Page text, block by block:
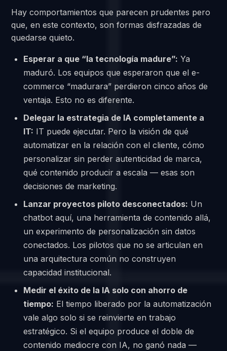
Hay comportamientos que parecen prudentes pero
que, en este contexto, son formas disfrazadas de
quedarse quieto.
Esperar a que “la tecnología madure”: Ya
maduró. Los equipos que esperaron que el e-
commerce “madurara” perdieron cinco años de
ventaja. Esto no es diferente.
Delegar la estrategia de IA completamente a
IT: IT puede ejecutar. Pero la visión de qué
automatizar en la relación con el cliente, cómo
personalizar sin perder autenticidad de marca,
qué contenido producir a escala — esas son
decisiones de marketing.
Lanzar proyectos piloto desconectados: Un
chatbot aquí, una herramienta de contenido allá,
un experimento de personalización sin datos
conectados. Los pilotos que no se articulan en
una arquitectura común no construyen
capacidad institucional.
Medir el éxito de la IA solo con ahorro de
tiempo: El tiempo liberado por la automatización
vale algo solo si se reinvierte en trabajo
estratégico. Si el equipo produce el doble de
contenido mediocre con IA, no ganó nada —